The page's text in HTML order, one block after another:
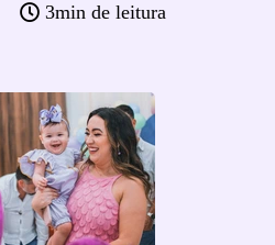
3min de leitura